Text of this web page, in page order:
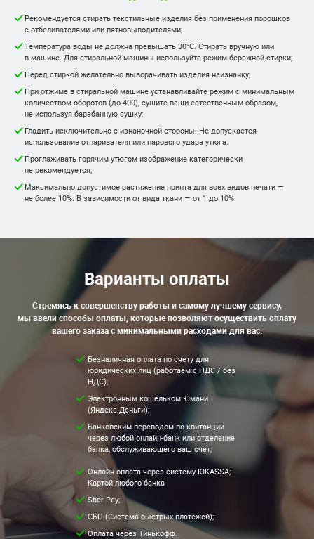
Рекомендуется стирать текстильные изделия без применения порошков
с отбеливателями или пятновыводителями;
Температура воды не должна превышать 30°С. Стирать вручную или
в машине. Для стиральной машины используйте режим бережной стирки;
Перед стиркой желательно выворачивать изделия наизнанку;
При отжиме в стиральной машине устанавливайте режим с минимальным
количеством оборотов (до 400), сушите вещи естественным образом,
не используя барабанную сушку;
Гладить исключительно с изнаночной стороны. Не допускается
использование отпаривателя или парового удара утюга;
Проглаживать горячим утюгом изображение категорически
не рекомендуется;
Максимально допустимое растяжение принта для всех видов печати —
не более 10%. В зависимости от вида ткани — от 1 до 10%
Варианты оплаты
Стремясь к совершенству работы и самому лучшему сервису,
мы ввели способы оплаты, которые позволяют осуществить оплату
вашего заказа с минимальными расходами для вас.
Безналичная оплата по счету для
юридических лиц (работаем с НДС / без
НДС);
Электронным кошельком Юмани
(Яндекс.Деньги);
Банковским переводом по квитанции
через любой онлайн-банк или отделение
банка, обслуживающего ваш счет;
Онлайн оплата через систему ЮKASSA;
Картой любого банка
Sber Pay;
СБП (Система быстрых платежей);
Оплата через Тинькофф.